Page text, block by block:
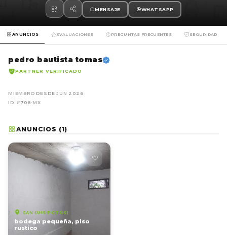
MENSAJE WHATSAPP
ANUNCIOS EVALUACIONES PREGUNTAS FRECUENTES SEGURIDAD
pedro bautista tomas
PARTNER VERIFICADO
MIEMBRO DESDE JUN 2026
ID: #706-MX
ANUNCIOS (1)
SAN LUIS POTOSI
bodega pequeña, piso
rustico